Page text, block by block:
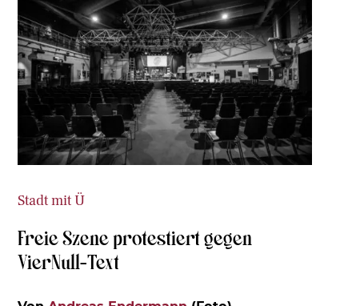
Stadt mit Ü
Freie Szene protestiert gegen
VierNull-Text